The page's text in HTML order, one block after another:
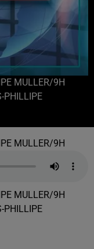
MULLER/9H
PHILLIPE
MULLER/9H
MULLER/9H
PHILLIPE